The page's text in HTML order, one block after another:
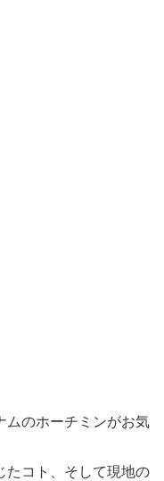
ムのホーチミンがお気
たコト、そして現地の